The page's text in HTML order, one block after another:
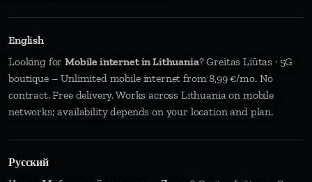
English
Looking forMobile internet in Lithuania? Greitas Liūtas · 5G
boutique – Unlimited mobile internet from 8,99 €/mo. No
contract. Free delivery. Works across Lithuania on mobile
networks; availability depends on your location and plan.
Русский